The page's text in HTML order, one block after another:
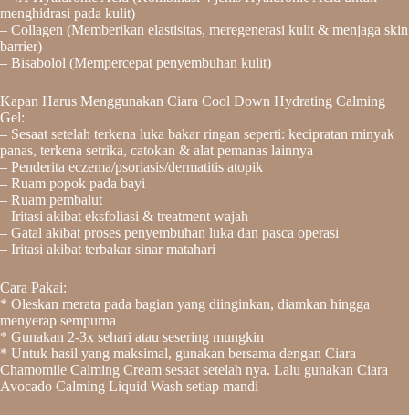
menghidrasi pada kulit)
– Collagen (Memberikan elastisitas, meregenerasi kulit & menjaga skin
barrier)
– Bisabolol (Mempercepat penyembuhan kulit)
Kapan Harus Menggunakan Ciara Cool Down Hydrating Calming
Gel:
– Sesaat setelah terkena luka bakar ringan seperti: kecipratan minyak
panas, terkena setrika, catokan & alat pemanas lainnya
– Penderita eczema/psoriasis/dermatitis atopik
– Ruam popok pada bayi
– Ruam pembalut
– Iritasi akibat eksfoliasi & treatment wajah
– Gatal akibat proses penyembuhan luka dan pasca operasi
– Iritasi akibat terbakar sinar matahari
Cara Pakai:
* Oleskan merata pada bagian yang diinginkan, diamkan hingga
menyerap sempurna
* Gunakan 2-3x sehari atau sesering mungkin
* Untuk hasil yang maksimal, gunakan bersama dengan Ciara
Chamomile Calming Cream sesaat setelah nya. Lalu gunakan Ciara
Avocado Calming Liquid Wash setiap mandi